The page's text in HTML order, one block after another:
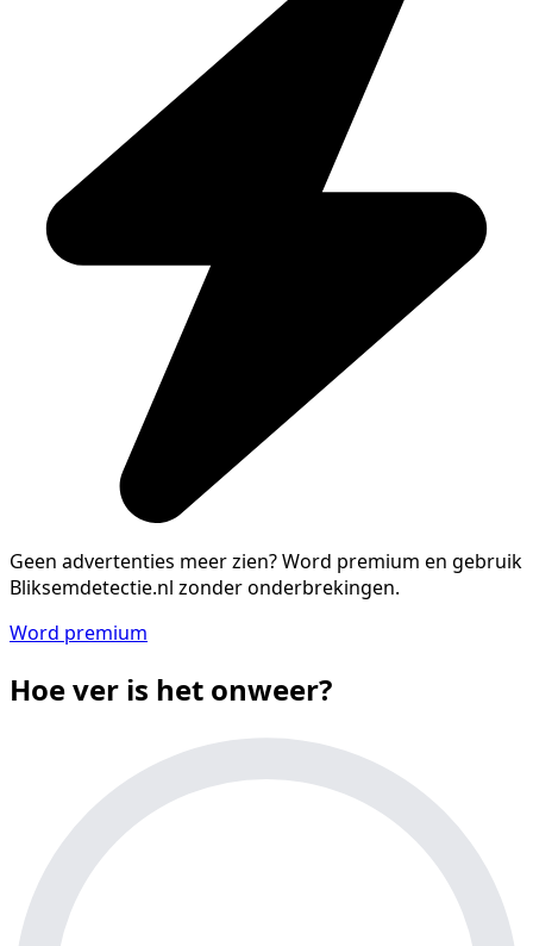
Geen advertenties meer zien?Word premium en gebruik
Bliksemdetectie.nl zonder onderbrekingen.
Word premium
Hoe ver is het onweer?